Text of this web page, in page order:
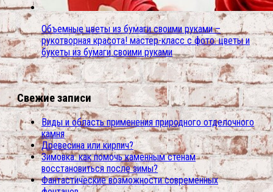
Объемные цветы из бумаги своими руками –
рукотворная красота! мастер-класс с фото: цветы и
букеты из бумаги своими руками
Свежие записи
Виды и область применения природного отделочного
камня
Древесина или кирпич?
Зимовка: как помочь каменным стенам
восстановиться после зимы?
Фантастические возможности современных